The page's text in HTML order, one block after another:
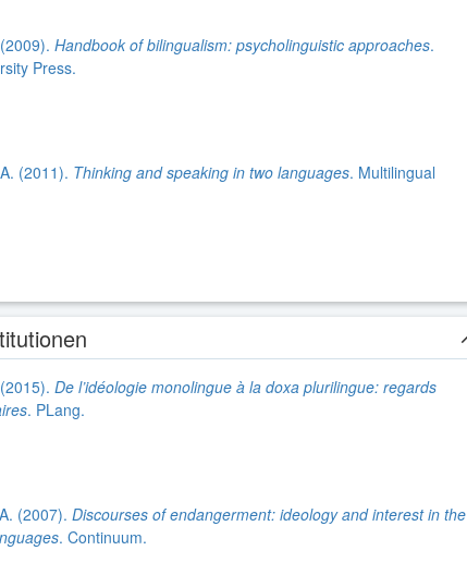
(2009).Handbook of bilingualism: psycholinguistic approaches.
Press.
(2011). Thinking and speaking in two languages. Multilingual
De l’idéologie monolingue à la doxa plurilingue: regards
. PLang.
(2007).Discourses of endangerment: ideology and interest in the
. Continuum.